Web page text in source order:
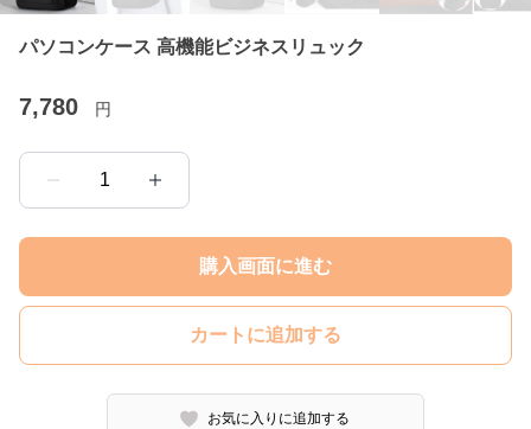
パソコンケース 高機能ビジネスリュック
7,780 円
1
購入画面に進む
カートに追加する
お気に入りに追加する